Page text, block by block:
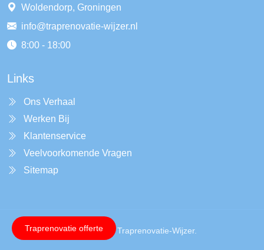
Woldendorp, Groningen
info@traprenovatie-wijzer.nl
8:00 - 18:00
Links
Ons Verhaal
Werken Bij
Klantenservice
Veelvoorkomende Vragen
Sitemap
Copyright © 2026 Traprenovatie-Wijzer.
Traprenovatie offerte